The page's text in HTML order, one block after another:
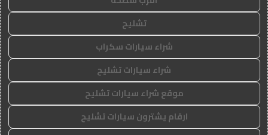
تشليح
شراء سيارات سكراب
شراء سيارات تشليح
موقع شراء سيارات تشليح
ارقام يشترون سيارات تشليح